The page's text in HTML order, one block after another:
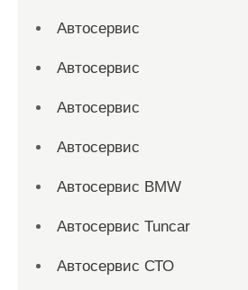
Автосервис
Автосервис
Автосервис
Автосервис
Автосервис BMW
Автосервис Tuncar
Автосервис СТО